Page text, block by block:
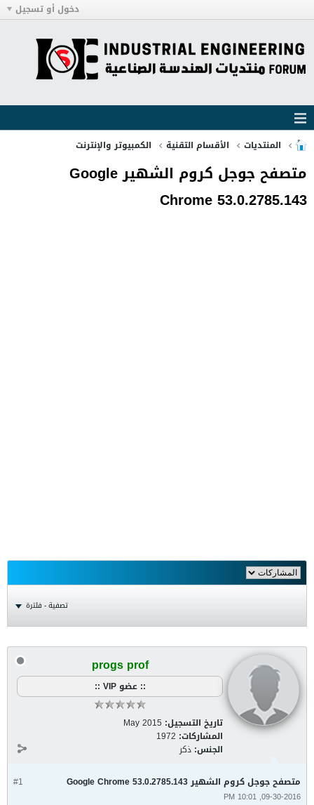
دخول أو تسجيل
المنتديات الأقسام التقنية الكمبيوتر والإنترنت
متصفح جوجل كروم الشهير Google
Chrome 53.0.2785.143
تصفية - فلترة
progs prof
:: عضو VIP ::
تاريخ التسجيل: May 2015
المشاركات: 1972
الجنس: ذكر
#1 متصفح جوجل كروم الشهير Google Chrome 53.0.2785.143
09-30-2016, 10:01 PM